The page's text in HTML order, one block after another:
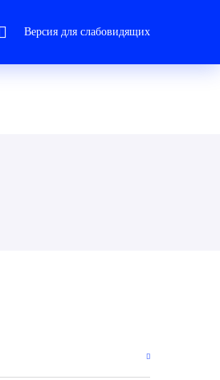
Версия для слабовидящих